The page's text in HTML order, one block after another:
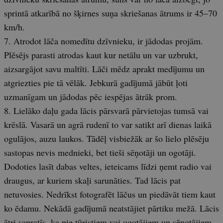
sprintā atkarībā no šķirnes suņa skriešanas ātrums ir 45–70
km/h.
7. Atrodot lāča nomedītu dzīvnieku, ir jādodas projām.
Plēsējs parasti atrodas kaut kur netālu un var uzbrukt,
aizsargājot savu maltīti. Lāči mēdz aprakt medījumu un
atgriezties pie tā vēlāk. Jebkurā gadījumā jābūt ļoti
uzmanīgam un jādodas pēc iespējas ātrāk prom.
8. Lielāko daļu gada lācis pārsvarā pārvietojas tumsā vai
krēslā. Vasarā un agrā rudenī to var satikt arī dienas laikā
ogulājos, auzu laukos. Tādēļ visbiežāk ar šo lielo plēsēju
sastopas nevis mednieki, bet tieši sēņotāji un ogotāji.
Dodoties lasīt dabas veltes, ieteicams līdzi ņemt radio vai
draugus, ar kuriem skaļi sarunāties. Tad lācis pat
netuvosies. Nedrīkst fotografēt lāčus un piedāvāt tiem kaut
ko ēdamu. Nekādā gadījumā neatstājiet pārtiku mežā. Lācis